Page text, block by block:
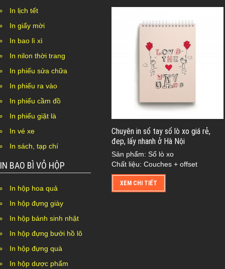
In lịch tết
In giấy mời
In bao lì xì
In nilon thời trang
In phiếu sửa chữa
In phiếu ra vào
In phiếu cầm đồ
In phiếu giặt là
In vé xe
In sách, tạp chí
IN BAO BÌ VỎ HỘP
In hộp hoa quả
In hộp đựng giày
In hộp bánh sinh nhật
In hộp đựng bưởi hồ lô
In hộp đựng quà
In hộp dược phẩm
Chuyên in sổ tay sổ lò xo giá rẻ,
đep, lấy nhanh ở Hà Nội
Sản phẩm: Sổ lò xo
Chất liệu: Couches + offset
XEM CHI TIẾT